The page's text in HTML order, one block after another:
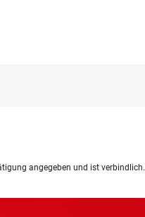
angegeben und ist verbindlich.